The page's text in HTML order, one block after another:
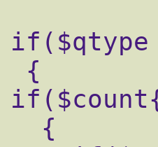
if($qtype